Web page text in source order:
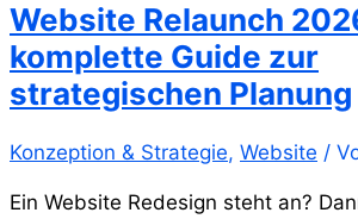
Website Relaunch
komplette Guide zur
strategischen Planung
Konzeption & Strategie, Website /
Ein Website Redesign steht an?